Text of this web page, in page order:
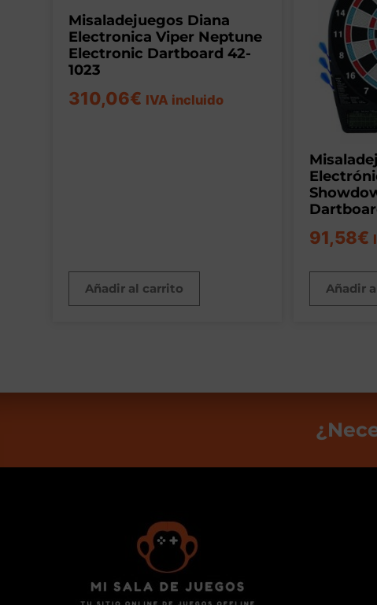
Misaladejuegos Diana
Electronica Viper Neptune
Electronic Dartboard 42-
1023
310,06€ IVA incluido
Añadir al carrito
91,58€
Añadir